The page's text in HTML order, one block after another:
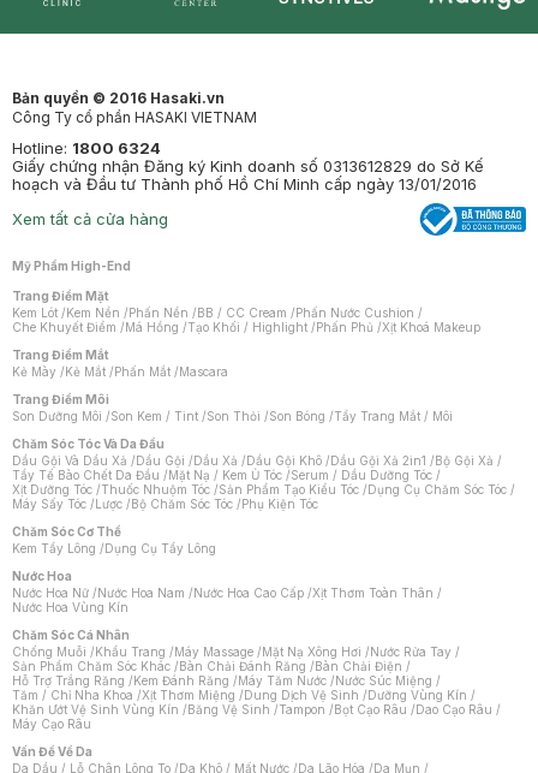
Bản quyền © 2016 Hasaki.vn
Công Ty cổ phần HASAKI VIETNAM
Hotline: 1800 6324
Giấy chứng nhận Đăng ký Kinh doanh số 0313612829 do Sở Kế
hoạch và Đầu tư Thành phố Hồ Chí Minh cấp ngày 13/01/2016
Xem tất cả cửa hàng
Mỹ Phẩm High-End
Trang Điểm Mặt
Kem Lót /Kem Nền /Phấn Nền /BB / CC Cream /Phấn Nước Cushion /
Che Khuyết Điểm /Má Hồng /Tạo Khối / Highlight /Phấn Phủ /Xịt Khoá Makeup
Trang Điểm Mắt
Kẻ Mày /Kẻ Mắt /Phấn Mắt /Mascara
Trang Điểm Môi
Son Dưỡng Môi /Son Kem / Tint /Son Thỏi /Son Bóng /Tẩy Trang Mắt / Môi
Chăm Sóc Tóc Và Da Đầu
Dầu Gội Và Dầu Xả /Dầu Gội /Dầu Xả /Dầu Gội Khô /Dầu Gội Xả 2in1 /Bộ Gội Xả /
Tẩy Tế Bào Chết Da Đầu /Mặt Nạ / Kem Ủ Tóc /Serum / Dầu Dưỡng Tóc /
Xịt Dưỡng Tóc /Thuốc Nhuộm Tóc /Sản Phẩm Tạo Kiểu Tóc /Dụng Cụ Chăm Sóc Tóc /
Máy Sấy Tóc /Lược /Bộ Chăm Sóc Tóc /Phụ Kiện Tóc
Chăm Sóc Cơ Thể
Kem Tẩy Lông /Dụng Cụ Tẩy Lông
Nước Hoa
Nước Hoa Nữ /Nước Hoa Nam /Nước Hoa Cao Cấp /Xịt Thơm Toàn Thân /
Nước Hoa Vùng Kín
Chăm Sóc Cá Nhân
Chống Muỗi /Khẩu Trang /Máy Massage /Mặt Nạ Xông Hơi /Nước Rửa Tay /
Sản Phẩm Chăm Sóc Khác /Bàn Chải Đánh Răng /Bàn Chải Điện /
Hỗ Trợ Trắng Răng /Kem Đánh Răng /Máy Tăm Nước /Nước Súc Miệng /
Tăm / Chỉ Nha Khoa /Xịt Thơm Miệng /Dung Dịch Vệ Sinh /Dưỡng Vùng Kín /
Khăn Ướt Vệ Sinh Vùng Kín /Băng Vệ Sinh /Tampon /Bọt Cạo Râu /Dao Cạo Râu /
Máy Cạo Râu
Vấn Đề Về Da
Da Dầu / Lỗ Chân Lông To /Da Khô / Mất Nước /Da Lão Hóa /Da Mụn /